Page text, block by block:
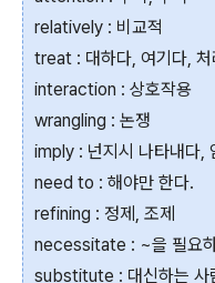
relatively : 비교적
treat : 대하다, 여기다, 처
interaction : 상호작용
wrangling : 논쟁
imply : 넌지시 나타내다,
need to : 해야만 한다.
refining : 정제, 조제
necessitate : ~을 필요
substitute : 대신하는 사